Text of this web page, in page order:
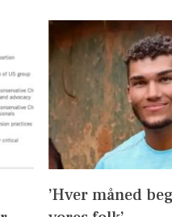
’Hver måned